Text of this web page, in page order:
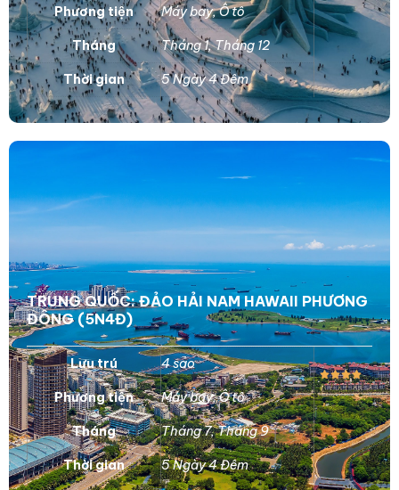
Phương tiện Máy bay,Ô tô
Tháng Tháng 1,Tháng 12
Thời gian 5 Ngày 4 Đêm
TRUNG QUỐC: ĐẢO HẢI NAM HAWAII PHƯƠNG
ĐÔNG (5N4Đ)
Lưu trú 4 sao
Phương tiện Máy bay,Ô tô
Tháng Tháng 7,Tháng 9
Thời gian 5 Ngày 4 Đêm